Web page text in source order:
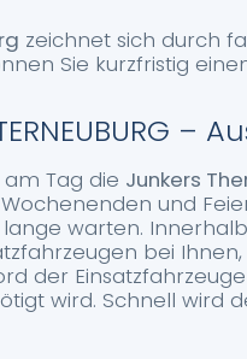
zeichnet sich durch
Sie kurzfristig
Tag die Junkers
und
warten.
bei
der
wird. Schnell wird